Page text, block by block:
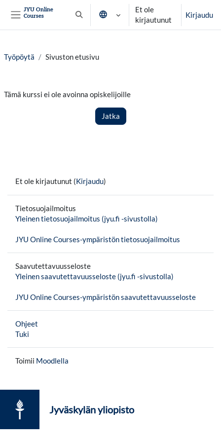
JYU Online
Courses
Vaihda hakusyöttöä
Et ole
kirjautunut
Kirjaudu
Työpöytä Sivuston etusivu
Tämä kurssi ei ole avoinna opiskelijoille
Jatka
Et ole kirjautunut (Kirjaudu)
Tietosuojailmoitus
Yleinen tietosuojailmoitus (jyu.fi -sivustolla)
JYU Online Courses-ympäristön tietosuojailmoitus
Saavutettavuusseloste
Yleinen saavutettavuusseloste (jyu.fi -sivustolla)
JYU Online Courses-ympäristön saavutettavuusseloste
Ohjeet
Tuki
Toimii Moodlella
Jyväskylän yliopisto